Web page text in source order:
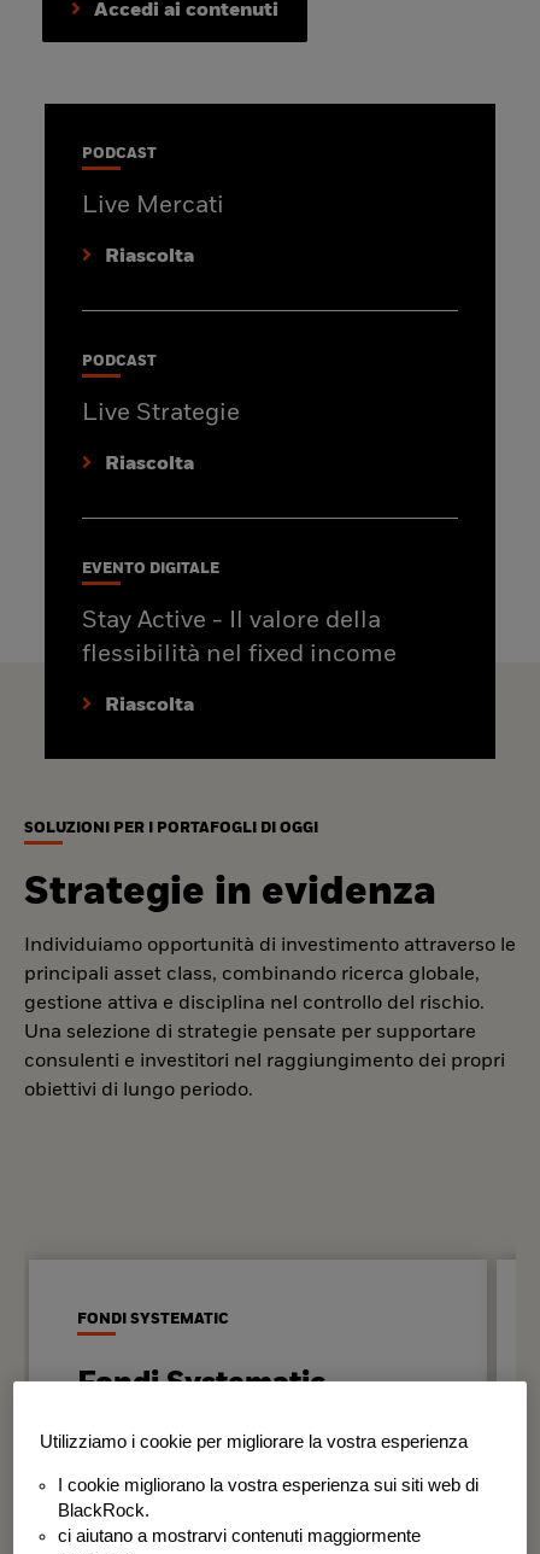
Accedi ai contenuti
PODCAST
Live Mercati
Riascolta
PODCAST
Live Strategie
Riascolta
EVENTO DIGITALE
Stay Active - Il valore della
flessibilità nel fixed income
Riascolta
SOLUZIONI PER I PORTAFOGLI DI OGGI
Strategie in evidenza
Individuiamo opportunità di investimento attraverso le
principali asset class, combinando ricerca globale,
gestione attiva e disciplina nel controllo del rischio.
Una selezione di strategie pensate per supportare
consulenti e investitori nel raggiungimento dei propri
obiettivi di lungo periodo.
FONDI SYSTEMATIC
Fondi Systematic
Strategie quantitative basate sui dati
disciplinato e coerente nel tempo.
BSF Systematic World Equity Fund
Utilizziamo i cookie per migliorare la vostra esperienza
I cookie migliorano la vostra esperienza sui siti web di
BlackRock.
ci aiutano a mostrarvi contenuti maggiormente